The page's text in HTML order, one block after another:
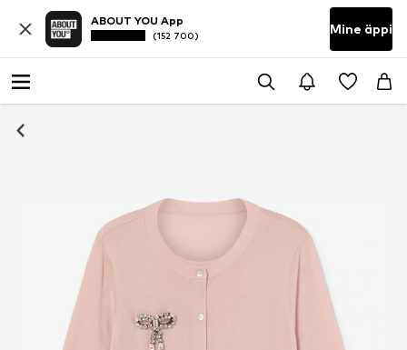
ABOUT YOU App
(152 700) Mine äppi